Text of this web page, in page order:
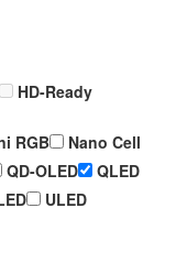
HD-Ready
RGB
Nano Cell
QD-OLED
QLED
ULED